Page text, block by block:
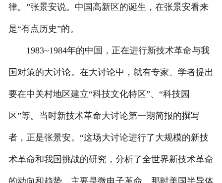
律。”张景安说。中国高新区的诞生，在张景安看来
是“有点历史”的。
1983~1984年的中国，正在进行新技术革命与我
国对策的大讨论。在大讨论中，就有专家、学者提出
要在中关村地区建立“科技文化特区”、“科技园
区”等。当时新技术革命大讨论第一期简报的撰写
者，正是张景安。“这场大讨论进行了大规模的新技
术革命和我国挑战的研究，分析了全世界新技术革命